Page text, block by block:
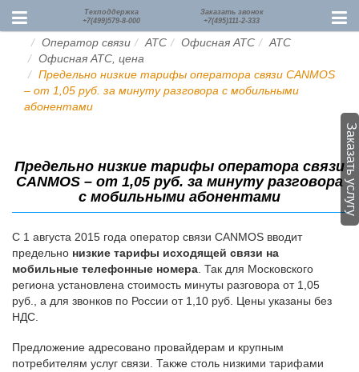
Заказать услугу
Техподдержка
+7(499)579-8-000
Заказать звонок
+7(495)111-2-333
Оператор связи АТС Офисная АТС
АТС
Офисная АТС, цена
Предельно низкие тарифы оператора связи CANMOS
– от 1,05 руб. за минуту разговора с мобильными
абонентами
Предельно низкие тарифы оператора связи
CANMOS – от 1,05 руб. за минуту разговора
с мобильными абонентами
С 1 августа 2015 года оператор связи CANMOS вводит
предельно низкие тарифы исходящей связи на
мобильные телефонные номера . Так для Московского
региона установлена стоимость минуты разговора от 1,05
руб., а для звонков по России от 1,10 руб. Цены указаны без
НДС.
Предложение адресовано провайдерам и крупным
потребителям услуг связи. Также столь низкими тарифами